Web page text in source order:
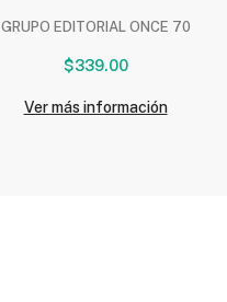
GRUPO EDITORIAL ONCE 70
$339.00
Ver más información